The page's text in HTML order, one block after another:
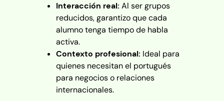
Interacción real: Al ser grupos
reducidos, garantizo que cada
alumno tenga tiempo de habla
activa.
Contexto profesional: Ideal para
quienes necesitan el portugués
para negocios o relaciones
internacionales.